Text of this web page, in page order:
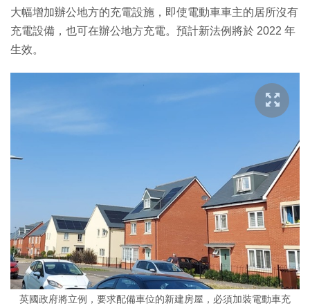
大幅增加辦公地方的充電設施，即使電動車車主的居所沒有
充電設備，也可在辦公地方充電。預計新法例將於 2022 年
生效。
英國政府將立例，要求配備車位的新建房屋，必須加裝電動車充